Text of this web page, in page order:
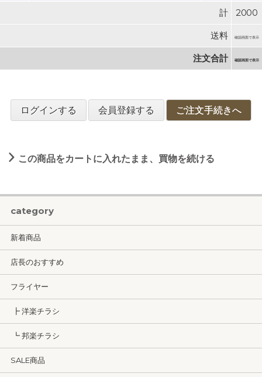
計 2000
送料 確認画面で表示
注文合計 確認画面で表示
ログインする 会員登録する ご注文手続きへ
この商品をカートに入れたまま、買物を続ける
category
新着商品
店長のおすすめ
フライヤー
┣ 洋楽チラシ
┗ 邦楽チラシ
SALE商品